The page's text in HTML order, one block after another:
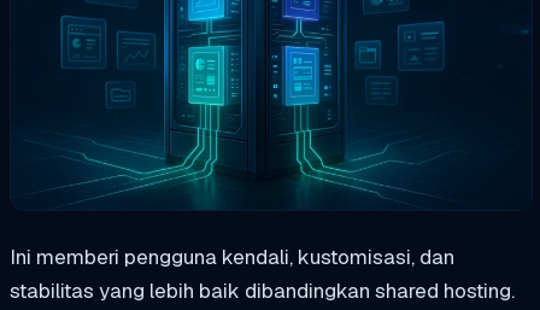
Ini memberi pengguna kendali, kustomisasi, dan
stabilitas yang lebih baik dibandingkan shared hosting.